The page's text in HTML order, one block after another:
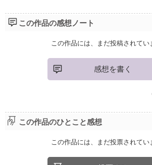
この作品の感想ノート
この作品には、まだ投稿されてい
感想を書く
この作品のひとこと感想
この作品には、まだ投票されてい